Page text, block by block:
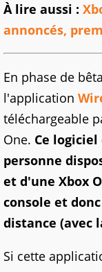
À lire aussi :
annoncés,
En phase de
l'application
téléchargeable
One. Ce
personne
et d'une Xbox
console et
distance (avec
Si cette